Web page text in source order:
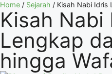
Home / Sejarah / Kisah Nabi Idris
Kisah Nabi
Lengkap
hingga